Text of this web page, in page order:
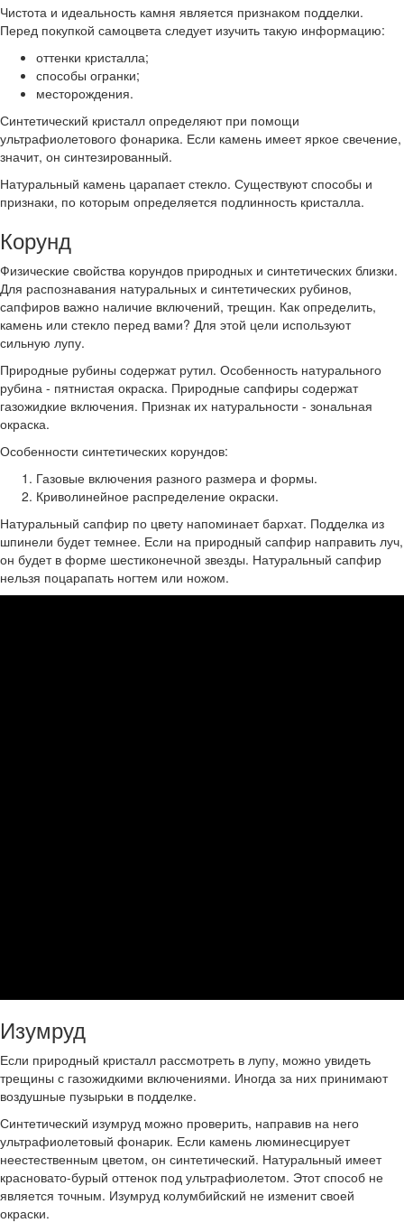
Чистота и идеальность камня является признаком подделки.
Перед покупкой самоцвета следует изучить такую информацию:
оттенки кристалла;
способы огранки;
месторождения.
Синтетический кристалл определяют при помощи
ультрафиолетового фонарика. Если камень имеет яркое свечение,
значит, он синтезированный.
Натуральный камень царапает стекло. Существуют способы и
признаки, по которым определяется подлинность кристалла.
Корунд
Физические свойства корундов природных и синтетических близки.
Для распознавания натуральных и синтетических рубинов,
сапфиров важно наличие включений, трещин. Как определить,
камень или стекло перед вами? Для этой цели используют
сильную лупу.
Природные рубины содержат рутил. Особенность натурального
рубина - пятнистая окраска. Природные сапфиры содержат
газожидкие включения. Признак их натуральности - зональная
окраска.
Особенности синтетических корундов:
Газовые включения разного размера и формы.
Криволинейное распределение окраски.
Натуральный сапфир по цвету напоминает бархат. Подделка из
шпинели будет темнее. Если на природный сапфир направить луч,
он будет в форме шестиконечной звезды. Натуральный сапфир
нельзя поцарапать ногтем или ножом.
Изумруд
Если природный кристалл рассмотреть в лупу, можно увидеть
трещины с газожидкими включениями. Иногда за них принимают
воздушные пузырьки в подделке.
Синтетический изумруд можно проверить, направив на него
ультрафиолетовый фонарик. Если камень люминесцирует
неестественным цветом, он синтетический. Натуральный имеет
красновато-бурый оттенок под ультрафиолетом. Этот способ не
является точным. Изумруд колумбийский не изменит своей
окраски.